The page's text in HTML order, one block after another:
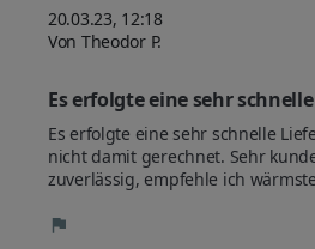
20.03.23, 12:18
Von Theodor P.
Es erfolgte eine sehr
haben gar nicht damit
Es erfolgte eine sehr schnelle
nicht damit gerechnet. Sehr
zuverlässig, empfehle ich